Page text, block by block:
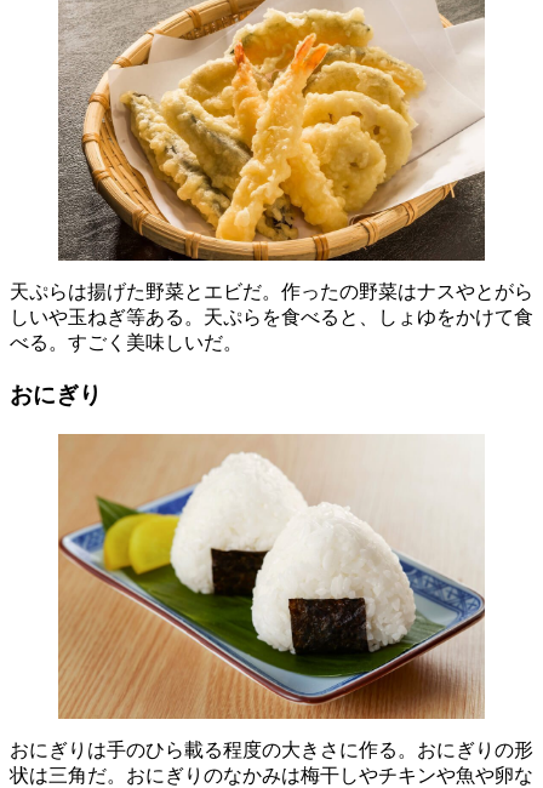
天ぷらは揚げた野菜とエビだ。作ったの野菜はナスやとがら
しいや玉ねぎ等ある。天ぷらを食べると、しょゆをかけて食
べる。すごく美味しいだ。
おにぎり
おにぎりは手のひら載る程度の大きさに作る。おにぎりの形
状は三角だ。おにぎりのなかみは梅干しやチキンや魚や卵な